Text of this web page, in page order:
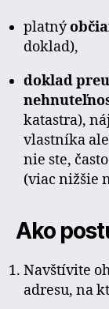
platný
doklad),
doklad
katastra),
vlastníka
nie ste,
(viac nižšie
Ako
Navštívite
adresu, na